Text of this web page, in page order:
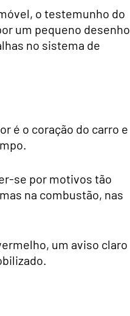
o testemunho do
um pequeno desenho
no sistema de
é o coração do carro e
se por motivos tão
na combustão, nas
um aviso claro